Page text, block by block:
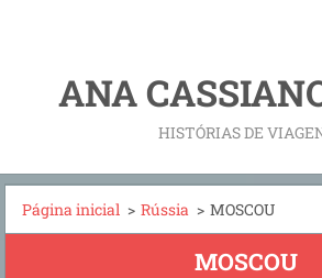
ANA
HISTÓRIAS DE
Página inicial > Rússia > MOSCOU
MOSCOU